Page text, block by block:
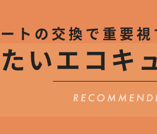
トの交換で 重要
いエコキ